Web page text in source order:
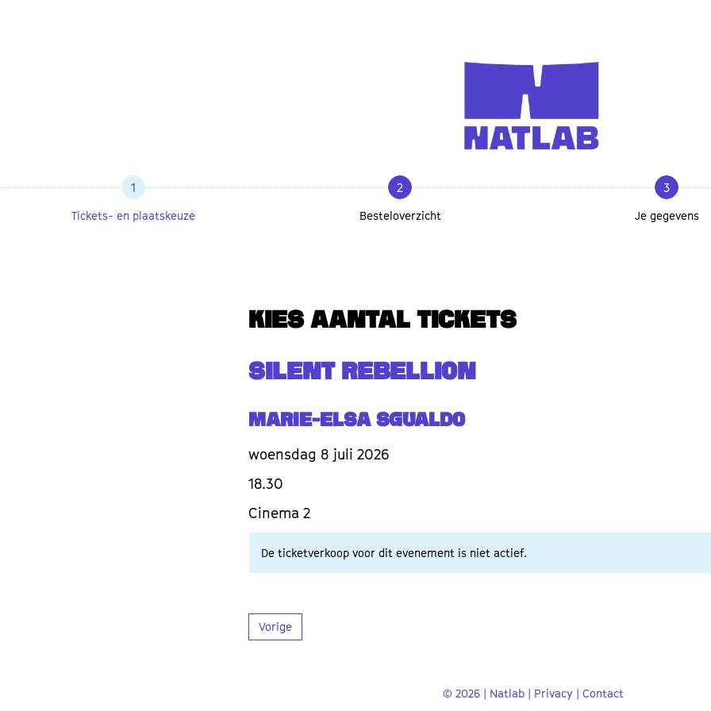
1
Tickets- en plaatskeuze
2
Besteloverzicht
3
Je gegevens
KIES AANTAL TICKETS
SILENT REBELLION
Marie-Elsa Sgualdo
woensdag 8 juli 2026
18.30
Cinema 2
De ticketverkoop voor dit evenement is niet actief.
Vorige
© 2026 | Natlab | Privacy | Contact